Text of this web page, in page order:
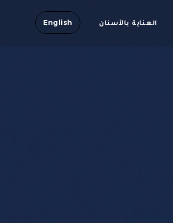
العناية بالأسنان English